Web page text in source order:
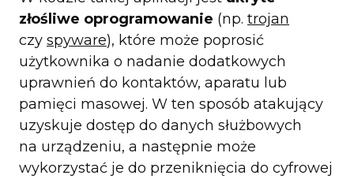
złośliwe oprogramowanie (np. trojan
czy spyware), które może poprosić
użytkownika o nadanie dodatkowych
uprawnień do kontaktów, aparatu lub
pamięci masowej. W ten sposób atakujący
uzyskuje dostęp do danych służbowych
na urządzeniu, a następnie może
wykorzystać je do przeniknięcia do cyfrowej